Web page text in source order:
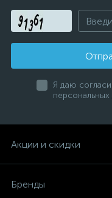
Я даю
персональных
Акции и скидки
Бренды